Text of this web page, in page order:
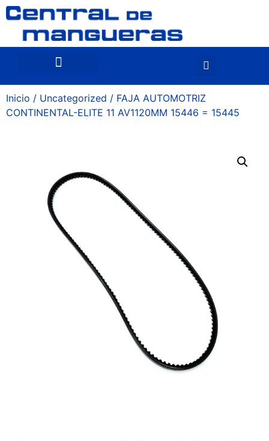
Inicio / Uncategorized / FAJA AUTOMOTRIZ
CONTINENTAL-ELITE 11 AV1120MM 15446 = 15445